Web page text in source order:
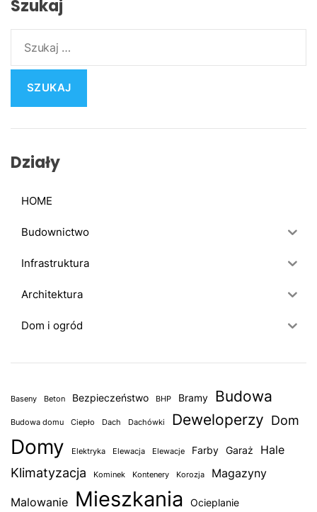
Szukaj
u
a
j
Działy
HOME
Budownictwo
Infrastruktura
Architektura
Dom i ogród
Baseny Beton Bezpieczeństwo BHP Bramy Budowa
Budowa domu Ciepło Dach Dachówki Deweloperzy Dom
Domy Elektryka Elewacja Elewacje Farby Garaż Hale
Klimatyzacja Kominek Kontenery Korozja Magazyny
Malowanie Mieszkania Ocieplanie